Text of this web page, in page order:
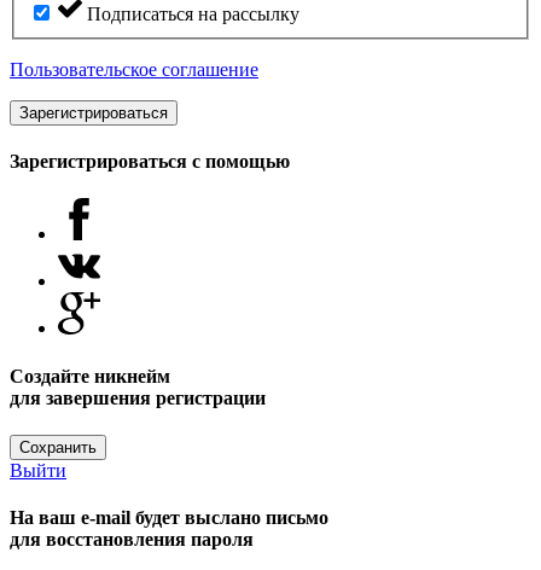
Подписаться на рассылку
Пользовательское соглашение
Зарегистрироваться
Зарегистрироваться с помощью
Создайте никнейм
для завершения регистрации
Сохранить
Выйти
На ваш e-mail будет выслано письмо
для восстановления пароля